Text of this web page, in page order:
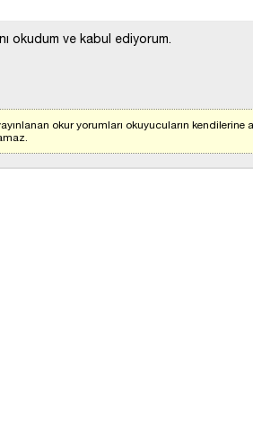
okudum ve kabul ediyorum.
okur yorumları okuyucuların